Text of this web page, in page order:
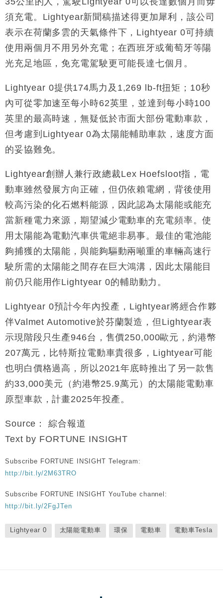
須充電。Lightyear新聞稿描述得更加犀利，該公司
表示在荷蘭多雲的天氣條件下，Lightyear 0可持續
使用兩個月不用另外充電；在西班牙或葡萄牙等陽
光充足地區，免充電駕駛更可能長達七個月。
Lightyear 0提供174馬力及1,269 lb-ft扭矩；10秒
內可從零加速至每小時62英里，並達到每小時100
英里的最高時速，無疑低於市面大部份電動車款，
但考慮到Lightyear 0為太陽能輔助車款，速度方面
的妥協難免。
Lightyear創辦人兼行政總裁Lex Hoefsloot指，電
動車雖然發展方向正確，但仍依賴電網，背後使用
較高污染的化石燃料能源，因此認為太陽能或能充
當新種電力來源，期望減少電動車的充電頻率。使
用太陽能為電動汽車供電絕非易事。最佳的電池能
夠捕獲的太陽能，與能夠驅動兩噸重的車輛高速行
駛所需的太陽能之間存在巨大鴻溝，因此太陽能目
前仍只能用作Lightyear 0的輔助動力。
Lightyear 0預計今年內投產，Lightyear將經合作夥
伴Valmet Automotive於芬蘭製造，但Lightyear表
示現階段只生產946台，售價250,000歐元，約港幣
207萬元，比特斯拉電動車貴很多，Lightyear可能
也明白價格過高，所以2021年底時推出了另一款售
約33,000美元（約港幣25.9萬元）的太陽能電動車
原型車款，計畫2025年投產。
Source： 綜合報道
Text by FORTUNE INSIGHT
Subscribe FORTUNE INSIGHT Telegram:
http://bit.ly/2M63TRO
Subscribe FORTUNE INSIGHT YouTube channel:
http://bit.ly/2FgJTen
Lightyear 0 太陽能電動車 環保 電動車 電動車Tesla